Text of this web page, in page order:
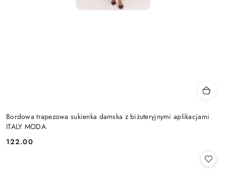
Bordowa trapezowa sukienka damska z biżuteryjnymi aplikacjami
ITALY MODA
Cena:
122.00